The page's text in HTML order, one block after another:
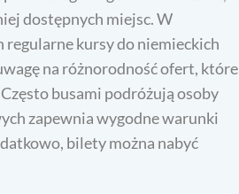
dostępnych miejsc. W
kursy do niemieckich
na różnorodność ofert, które
busami podróżują osoby
zapewnia wygodne warunki
bilety można nabyć